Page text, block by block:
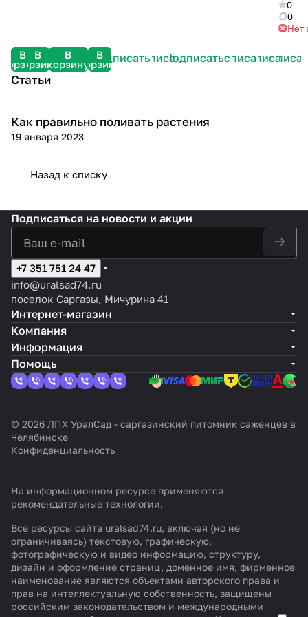
В
корзину
В
корзину
В
корзину
В
корзину
Подписаться
ПодписатьсяПодписатьсяПодписаться
Подписаться
0
0
Нет
Статьи
Посадка и уход
Как правильно поливать растения
19 января 2023
Назад к списку
Подписаться на новости и акции
+7 351 751 24 47
info@uralsad74.ru
поселок Саргазы, Мичурина 41
Интернет-магазин
Компания
Информация
Помощь
© 2026 ЛПХ УралСад - саргазинский питомник саженцев в
Челябинске
Конфиденциальность
На информационном ресурсе применяются
рекомендательные технологии.
Все ресурсы сайта uralsad74.ru, включая (но не
ограничиваясь) текстовую, графическую,
фотографическую и видео информацию, структуру,
дизайн и оформление страниц, доменное имя, фирменное
наименование являются объектами авторского права и
прав на интеллектуальную собственность, защищены
российским законодательством и международными